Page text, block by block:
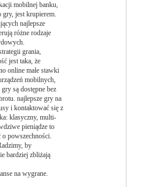
mobilnej banku,
jest krupierem.
najlepsze
różne rodzaje
grania,
jest taka, że
online male stawki
mobilnych,
są dostępne bez
najlepsze gry na
i kontaktować się z
klasyczny, multi-
pieniądze to
o powszechności.
by
bardziej zbliżają
na wygrane.